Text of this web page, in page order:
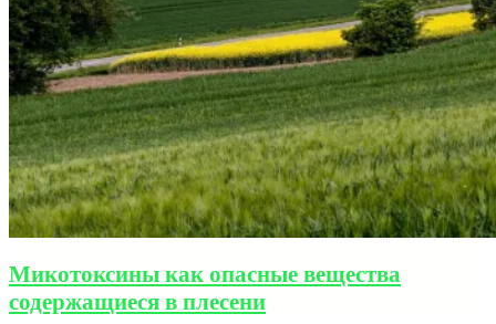
Микотоксины как опасные вещества
содержащиеся в плесени